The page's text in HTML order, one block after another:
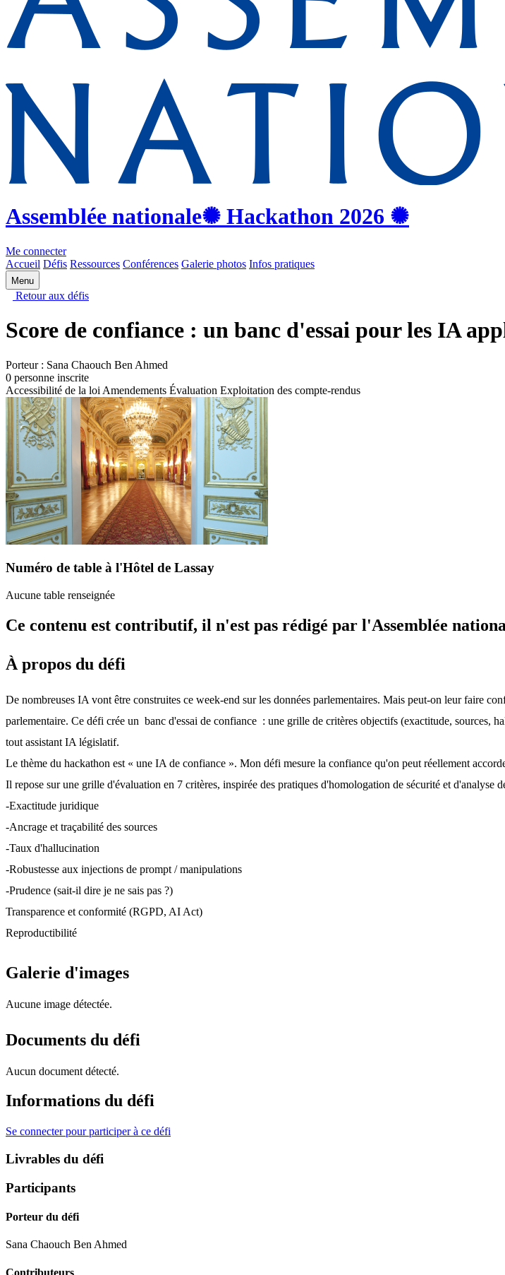
Assemblée nationale✺ Hackathon 2026 ✺
Me connecter
Accueil Défis Ressources Conférences Galerie photos Infos pratiques
Menu
Retour aux défis
Score de confiance : un banc d'essai pour les IA
Porteur : Sana Chaouch Ben Ahmed
0 personne inscrite
Accessibilité de la loi Amendements Évaluation Exploitation des compte-rendus
Numéro de table à l'Hôtel de Lassay
Aucune table renseignée
Ce contenu est contributif, il n'est pas rédigé par l'Assemblée
À propos du défi
De nombreuses IA vont être construites ce week-end sur les données parlementaires. Mais peut-on leur faire
parlementaire. Ce défi crée un  banc d'essai de confiance  : une grille de critères objectifs (exactitude,
tout assistant IA législatif.
Le thème du hackathon est « une IA de confiance ». Mon défi mesure la confiance qu'on peut réellement
Il repose sur une grille d'évaluation en 7 critères, inspirée des pratiques d'homologation de sécurité et
-Exactitude juridique
-Ancrage et traçabilité des sources
-Taux d'hallucination
-Robustesse aux injections de prompt / manipulations
-Prudence (sait-il dire je ne sais pas ?)
Transparence et conformité (RGPD, AI Act)
Reproductibilité
Galerie d'images
Aucune image détectée.
Documents du défi
Aucun document détecté.
Informations du défi
Se connecter pour participer à ce défi
Livrables du défi
Participants
Porteur du défi
Sana Chaouch Ben Ahmed
Contributeurs